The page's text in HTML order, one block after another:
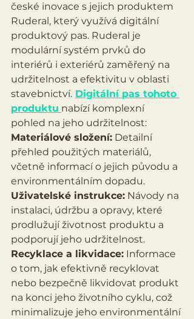
české inovace s jejich produktem
Ruderal, který využívá digitální
produktový pas. Ruderal je
modulární systém prvků do
interiérů i exteriérů zaměřený na
udržitelnost a efektivitu v oblasti
stavebnictví. Digitální pas tohoto
produktu nabízí komplexní
pohled na jeho udržitelnost:
Materiálové složení: Detailní
přehled použitých materiálů,
včetně informací o jejich původu a
environmentálním dopadu.
Uživatelské instrukce: Návody na
instalaci, údržbu a opravy, které
prodlužují životnost produktu a
podporují jeho udržitelnost.
Recyklace a likvidace: Informace
o tom, jak efektivně recyklovat
nebo bezpečně likvidovat produkt
na konci jeho životního cyklu, což
minimalizuje jeho environmentální